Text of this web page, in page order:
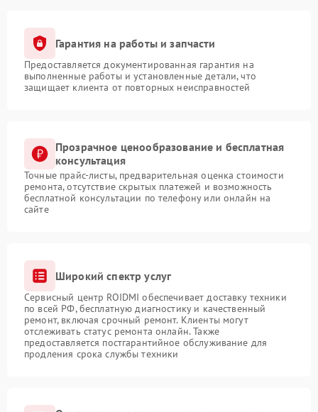
Гарантия на работы и запчасти
Предоставляется документированная гарантия на
выполненные работы и установленные детали, что
защищает клиента от повторных неисправностей
Прозрачное ценообразование и бесплатная
консультация
Точные прайс-листы, предварительная оценка стоимости
ремонта, отсутствие скрытых платежей и возможность
бесплатной консультации по телефону или онлайн на
сайте
Широкий спектр услуг
Сервисный центр ROIDMI обеспечивает доставку техники
по всей РФ, бесплатную диагностику и качественный
ремонт, включая срочный ремонт. Клиенты могут
отслеживать статус ремонта онлайн. Также
предоставляется постгарантийное обслуживание для
продления срока службы техники